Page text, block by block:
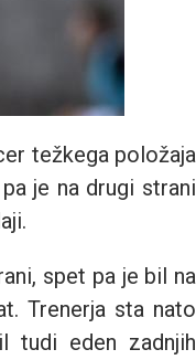
težkega položaja
je na drugi strani
spet pa je bil na
Trenerja sta nato
tudi eden zadnjih